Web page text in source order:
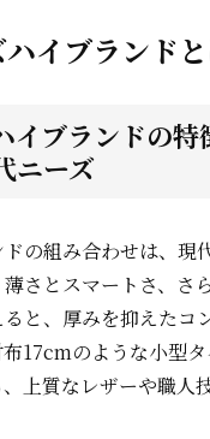
イブランド
イブランドの
ニーズ
の組み合わせは、
さとスマートさ、
と、厚みを抑えた
17cmのような小型
上質なレザーや職